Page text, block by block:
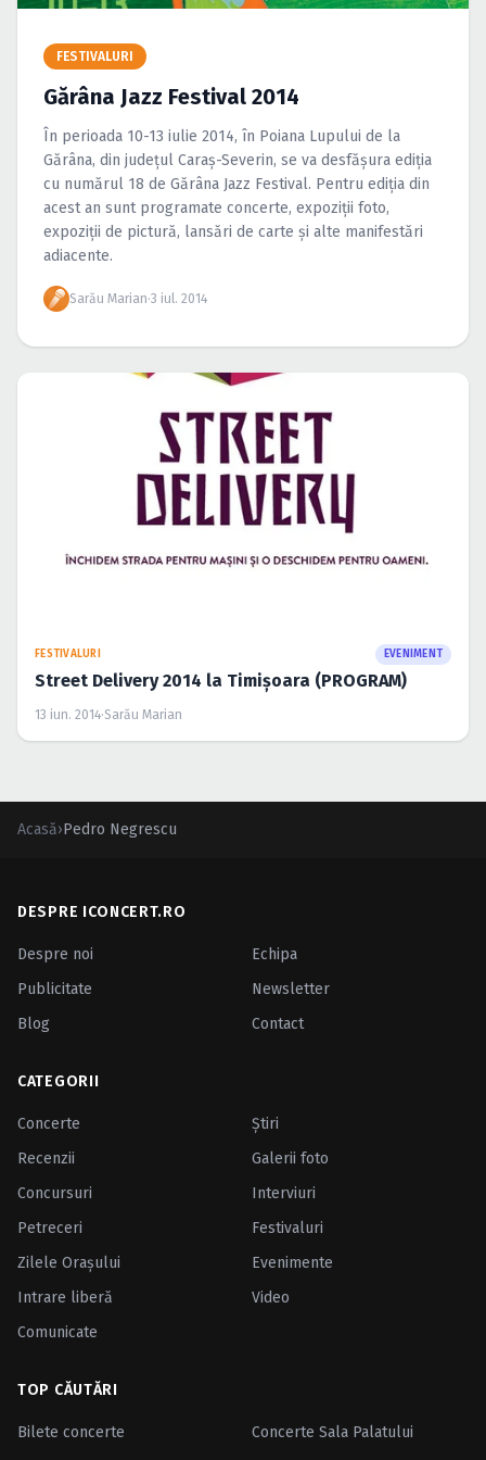
Caută în site...
FESTIVALURI
Gărâna Jazz Festival 2014
În perioada 10-13 iulie 2014, în Poiana Lupului de la
Gărâna, din judeţul Caraş-Severin, se va desfăşura ediţia
cu numărul 18 de Gărâna Jazz Festival. Pentru ediţia din
acest an sunt programate concerte, expoziţii foto,
expoziţii de pictură, lansări de carte şi alte manifestări
adiacente.
Sarău Marian·3 iul. 2014
FESTIVALURI EVENIMENT
Street Delivery 2014 la Timişoara (PROGRAM)
13 iun. 2014·Sarău Marian
Acasă›Pedro Negrescu
DESPRE ICONCERT.RO
Despre noi
Echipa
Publicitate
Newsletter
Blog
Contact
CATEGORII
Concerte
Ştiri
Recenzii
Galerii foto
Concursuri
Interviuri
Petreceri
Festivaluri
Zilele Oraşului
Evenimente
Intrare liberă
Video
Comunicate
TOP CĂUTĂRI
Bilete concerte
Concerte Sala Palatului